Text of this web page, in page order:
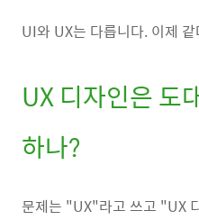
UI와 UX는 다릅니다. 이제
UX 디자인은 도
하나?
문제는 "UX"라고 쓰고 "UX